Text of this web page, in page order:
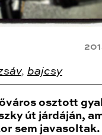
, bajcsy
osztott
út járdáján,
sem javasoltak.